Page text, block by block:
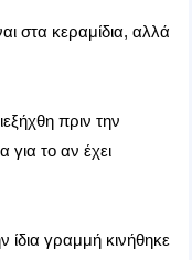
στα κεραμίδια, αλλά
πριν την
το αν έχει
ίδια γραμμή κινήθηκε